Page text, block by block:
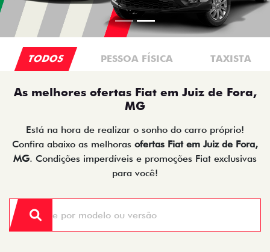
TODOS PESSOA FÍSICA TAXISTA
As melhores ofertas Fiat em Juiz de Fora,
MG
Está na hora de realizar o sonho do carro próprio!
Confira abaixo as melhoras ofertas Fiat em Juiz de Fora,
MG. Condições imperdíveis e promoções Fiat exclusivas
para você!